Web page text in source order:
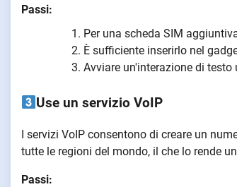
Passi:
Per una scheda SIM
È sufficiente inserirlo nel
Avviare un'interazione di
Use un servizio VoIP
I servizi VoIP consentono di creare un
tutte le regioni del mondo, il che lo rende
Passi: